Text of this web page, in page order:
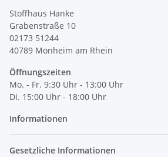
Stoffhaus Hanke
Grabenstraße 10
02173 51244
40789 Monheim am Rhein
Öffnungszeiten
Mo. - Fr. 9:30 Uhr - 13:00 Uhr
Di. 15:00 Uhr - 18:00 Uhr
Informationen
Gesetzliche Informationen